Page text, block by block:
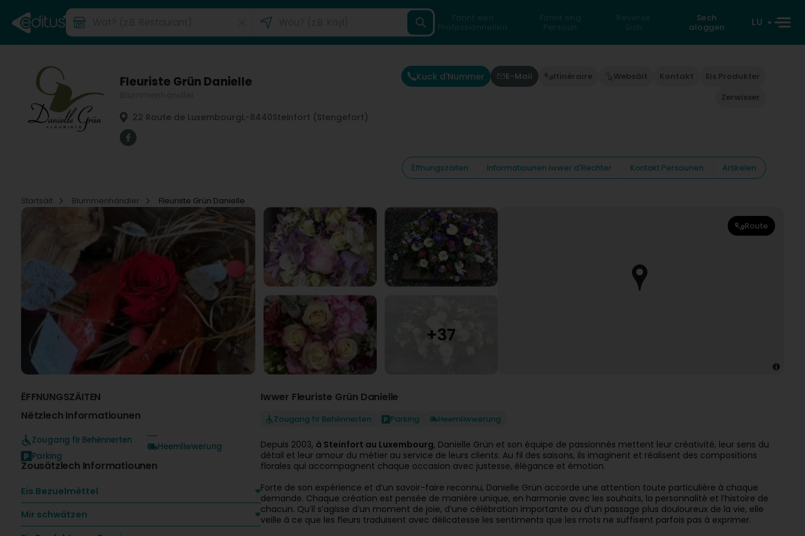
Fannt een
Professionnellen
Fannt eng
Persoun
Reverse
Sich
Sech
aloggen
LU
Fleuriste Grün Danielle
22 Route de LuxembourgL-8440Steinfort (Stengefort)
Kuck d'Nummer E-Mail Itinéraire Websäit Kontakt
Eis Produkter
Zerwisser
Ëffnungszäiten Informatiounen iwwer d'Rechter Kontakt Persounen Artikelen
Startsäit Blummenhändler Fleuriste Grün Danielle
Route
ËFFNUNGSZÄITEN
Nëtzlech Informatiounen
Zougang fir Behënnerten
Parking
Heemliwwerung
Zousätzlech Informatiounen
Eis Bezuelmëttel
Mir schwätzen
Iwwer Fleuriste Grün Danielle
Zougang fir Behënnerten Parking Heemliwwerung
Depuis 2003, à Steinfort au Luxembourg, Danielle Grün et son équipe de passionnés mettent leur créativité, leur sens du
détail et leur amour du métier au service de leurs clients. Au fil des saisons, ils imaginent et réalisent des compositions
florales qui accompagnent chaque occasion avec justesse, élégance et émotion.
Forte de son expérience et d’un savoir-faire reconnu, Danielle Grün accorde une attention toute particulière à chaque
demande. Chaque création est pensée de manière unique, en harmonie avec les souhaits, la personnalité et l’histoire de
chacun. Qu’il s’agisse d’un moment de joie, d’une célébration importante ou d’un passage plus douloureux de la vie, elle
veille à ce que les fleurs traduisent avec délicatesse les sentiments que les mots ne suffisent parfois pas à exprimer.